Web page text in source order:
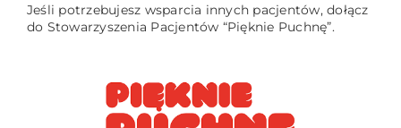
Jeśli potrzebujesz wsparcia innych pacjentów, dołącz
do Stowarzyszenia Pacjentów “Pięknie Puchnę”.